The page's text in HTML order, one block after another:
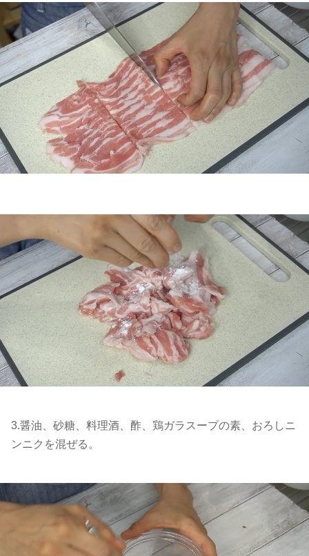
3.醤油、砂糖、料理酒、酢、鶏ガラスープの素、おろしニ
ンニクを混ぜる。